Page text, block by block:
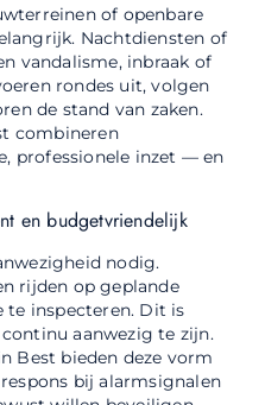
of openbare
Nachtdiensten of
vandalisme, inbraak of
rondes uit, volgen
de stand van zaken.
combineren
professionele inzet — en
en budgetvriendelijk
nodig.
rijden op geplande
te inspecteren. Dit is
aanwezig te zijn.
Best bieden deze vorm
bij alarmsignalen